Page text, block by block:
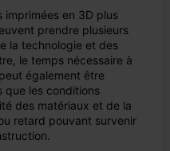
imprimées en 3D plus
prendre plusieurs
la technologie et des
le temps nécessaire à
également être
que les conditions
des matériaux et de la
retard pouvant survenir